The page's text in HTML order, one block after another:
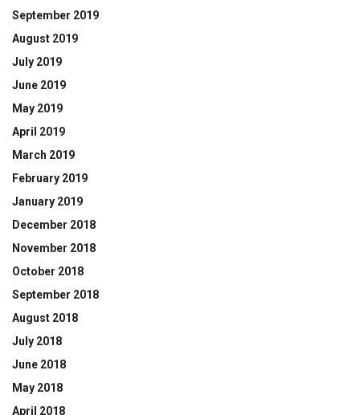
September 2019
August 2019
July 2019
June 2019
May 2019
April 2019
March 2019
February 2019
January 2019
December 2018
November 2018
October 2018
September 2018
August 2018
July 2018
June 2018
May 2018
April 2018